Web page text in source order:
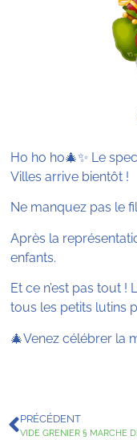
Ho ho ho🎄✨ Le
Villes arrive bientôt !
Ne manquez pas le
Après la
enfants.
Et ce n’est pas tout
tous les petits lutins
🎄Venez célébrer la
PRÉCÉDENT
VIDE GRENIER § MARCHE